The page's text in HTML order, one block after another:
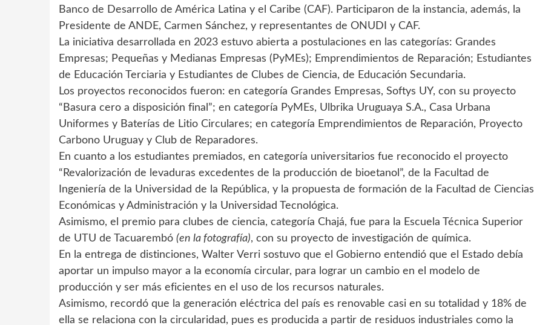
Banco de Desarrollo de América Latina y el Caribe (CAF). Participaron de la instancia, además, la
Presidente de ANDE, Carmen Sánchez, y representantes de ONUDI y CAF.
La iniciativa desarrollada en 2023 estuvo abierta a postulaciones en las categorías: Grandes
Empresas; Pequeñas y Medianas Empresas (PyMEs); Emprendimientos de Reparación; Estudiantes
de Educación Terciaria y Estudiantes de Clubes de Ciencia, de Educación Secundaria.
Los proyectos reconocidos fueron: en categoría Grandes Empresas, Softys UY, con su proyecto
“Basura cero a disposición final”; en categoría PyMEs, Ulbrika Uruguaya S.A., Casa Urbana
Uniformes y Baterías de Litio Circulares; en categoría Emprendimientos de Reparación, Proyecto
Carbono Uruguay y Club de Reparadores.
En cuanto a los estudiantes premiados, en categoría universitarios fue reconocido el proyecto
“Revalorización de levaduras excedentes de la producción de bioetanol”, de la Facultad de
Ingeniería de la Universidad de la República, y la propuesta de formación de la Facultad de Ciencias
Económicas y Administración y la Universidad Tecnológica.
Asimismo, el premio para clubes de ciencia, categoría Chajá, fue para la Escuela Técnica Superior
de UTU de Tacuarembó (en la fotografía), con su proyecto de investigación de química.
En la entrega de distinciones, Walter Verri sostuvo que el Gobierno entendió que el Estado debía
aportar un impulso mayor a la economía circular, para lograr un cambio en el modelo de
producción y ser más eficientes en el uso de los recursos naturales.
Asimismo, recordó que la generación eléctrica del país es renovable casi en su totalidad y 18% de
ella se relaciona con la circularidad, pues es producida a partir de residuos industriales como la